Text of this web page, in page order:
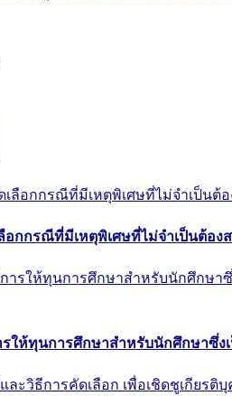
อกกรณีที่มีเหตุพิเศษที่ไม่จำเป็นต้อ
ให้ทุนการศึกษาสำหรับนักศึกษาซึ่ง